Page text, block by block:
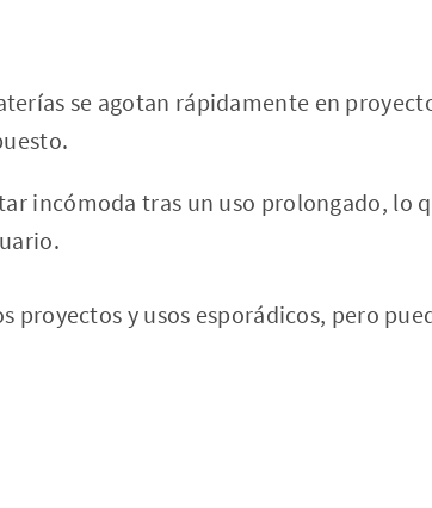
se agotan rápidamente en
incómoda tras un uso prolongado, lo
proyectos y usos esporádicos, pero